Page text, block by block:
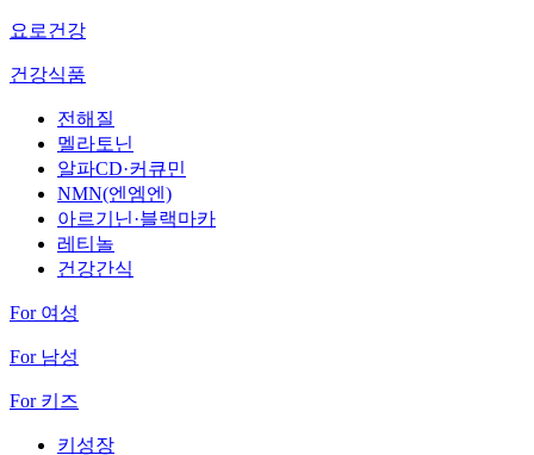
요로건강
건강식품
전해질
멜라토닌
알파CD·커큐민
NMN(엔엠엔)
아르기닌·블랙마카
레티놀
건강간식
For 여성
For 남성
For 키즈
키성장